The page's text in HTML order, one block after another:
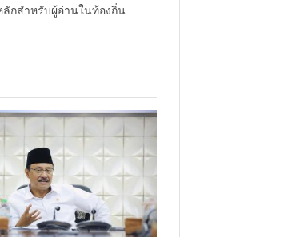
ลักสำหรับผู้อ่านในท้องถิ่น